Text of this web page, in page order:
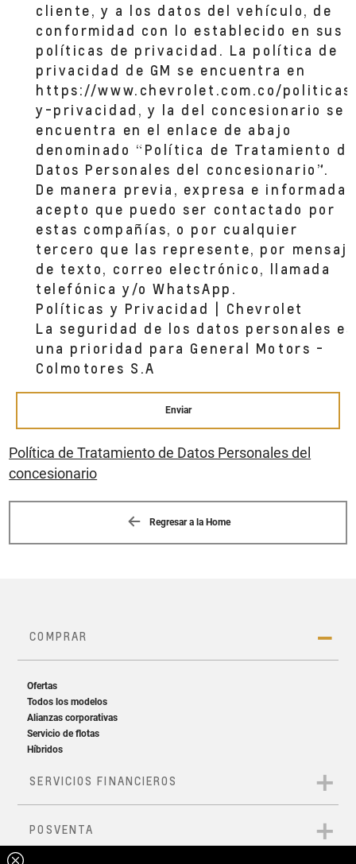
cliente, y a los datos del vehículo, de
conformidad con lo establecido en sus
políticas de privacidad. La política de
privacidad de GM se encuentra en
https://www.chevrolet.com.co/
y-privacidad, y la del concesionario se
encuentra en el enlace de abajo
denominado “Política de Tratamiento de
Datos Personales del concesionario”.
De manera previa, expresa e informada,
acepto que puedo ser contactado por
estas compañías, o por cualquier
tercero que las represente, por
de texto, correo electrónico, llamada
telefónica y/o WhatsApp.
Políticas y Privacidad | Chevrolet
La seguridad de los datos personales es
una prioridad para General Motors -
Colmotores S.A
Enviar
Política de Tratamiento de Datos Personales del
concesionario
Regresar a la Home